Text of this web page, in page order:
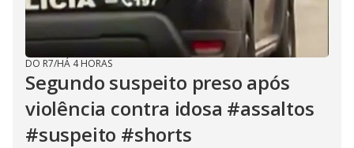
DO R7/HÁ 4 HORAS
Segundo suspeito preso após
violência contra idosa #assaltos
#suspeito #shorts